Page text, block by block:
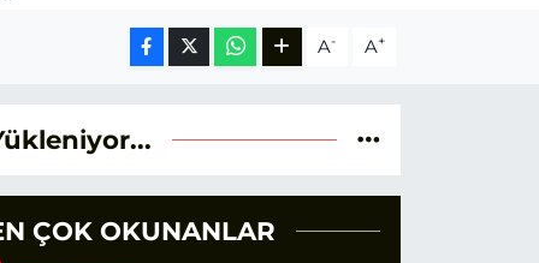
A- A+
ÇOK OKUNANLAR